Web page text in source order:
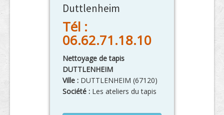
Duttlenheim
Tél :
06.62.71.18.10
Nettoyage de tapis
DUTTLENHEIM
Ville : DUTTLENHEIM (67120)
Société : Les ateliers du tapis